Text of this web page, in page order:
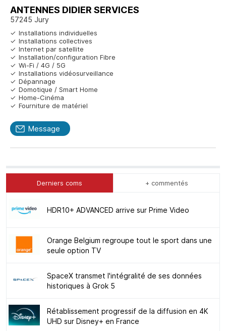
ANTENNES DIDIER SERVICES
57245 Jury
Installations individuelles
Installations collectives
Internet par satellite
Installation/configuration Fibre
Wi-Fi / 4G / 5G
Installations vidéosurveillance
Dépannage
Domotique / Smart Home
Home-Cinéma
Fourniture de matériel
Message
Derniers coms + commentés
HDR10+ ADVANCED arrive sur Prime Video
Orange Belgium regroupe tout le sport dans une
seule option TV
SpaceX transmet l'intégralité de ses données
historiques à Grok 5
Rétablissement progressif de la diffusion en 4K
UHD sur Disney+ en France